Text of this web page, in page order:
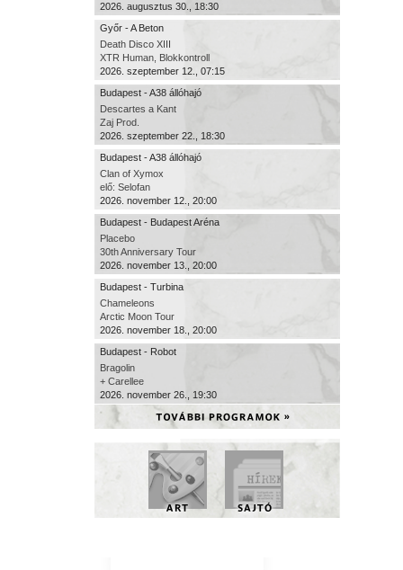
2026. augusztus 30., 18:30
Győr - A Beton
Death Disco XIII
XTR Human, Blokkontroll
2026. szeptember 12., 07:15
Budapest - A38 állóhajó
Descartes a Kant
Zaj Prod.
2026. szeptember 22., 18:30
Budapest - A38 állóhajó
Clan of Xymox
elő: Selofan
2026. november 12., 20:00
Budapest - Budapest Aréna
Placebo
30th Anniversary Tour
2026. november 13., 20:00
Budapest - Turbina
Chameleons
Arctic Moon Tour
2026. november 18., 20:00
Budapest - Robot
Bragolin
+ Carellee
2026. november 26., 19:30